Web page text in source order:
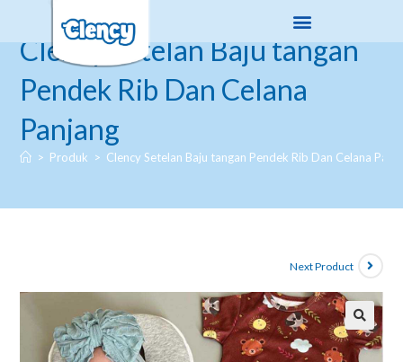
Clency Setelan Baju tangan
Pendek Rib Dan Celana
Panjang
> Produk > Clency Setelan Baju tangan Pendek Rib Dan Celana
Next Product
🔍